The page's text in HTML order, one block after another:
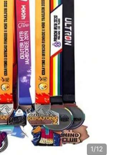
1/12